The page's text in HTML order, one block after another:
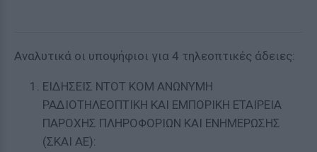
Αναλυτικά οι υποψήφιοι για 4 τηλεοπτικές άδειες:
ΕΙΔΗΣΕΙΣ ΝΤΟΤ ΚΟΜ ΑΝΩΝΥΜΗ
ΡΑΔΙΟΤΗΛΕΟΠΤΙΚΗ ΚΑΙ ΕΜΠΟΡΙΚΗ ΕΤΑΙΡΕΙΑ
ΠΑΡΟΧΗΣ ΠΛΗΡΟΦΟΡΙΩΝ ΚΑΙ ΕΝΗΜΕΡΩΣΗΣ
(ΣΚΑΙ ΑΕ):